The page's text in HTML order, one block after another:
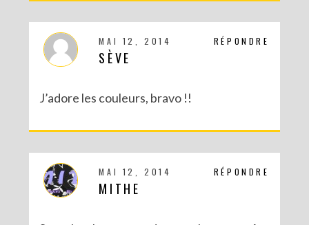
RÉPONDRE
MAI 12, 2014
SÈVE
J’adore les couleurs, bravo !!
RÉPONDRE
MAI 12, 2014
MITHE